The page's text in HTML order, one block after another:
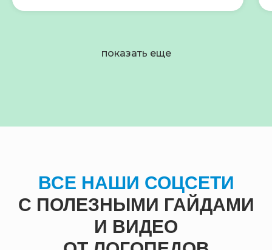
показать еще
ВСЕ НАШИ СОЦСЕТИ
С ПОЛЕЗНЫМИ ГАЙДАМИ
И ВИДЕО